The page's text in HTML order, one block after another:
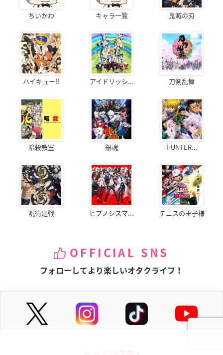
ちいかわ キャラ一覧 鬼滅の刃
ハイキュー!! アイドリッシ... 刀剣乱舞
暗殺教室 銀魂 HUNTER...
呪術廻戦 ヒプノシスマ... テニスの王子様
OFFICIAL SNS
フォローしてより楽しいオタクライフ！